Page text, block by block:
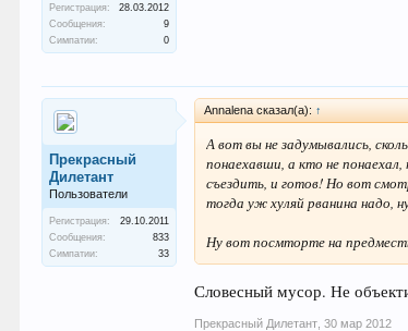
Регистрация:
28.03.2012
Сообщения:
9
Симпатии:
0
Прекрасный
Дилетант
Пользователи
Регистрация:
29.10.2011
Сообщения:
833
Симпатии:
33
Annalena сказал(а): ↑
А вот вы не задумывались,
понаехавши, а кто не
съездить, и готов! Но вот
тогда уж хуляй рванина надо,
Ну вот посмторте на
Словесный мусор. Не
Прекрасный Дилетант 30 мар 2012